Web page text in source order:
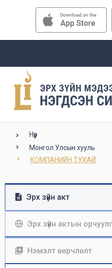
Нүүр
Монгол Улсын хууль
КОМПАНИЙН ТУХАЙ
Эрх зүйн акт
Эрх зүйн актын
Нэмэлт өөрчлөлт